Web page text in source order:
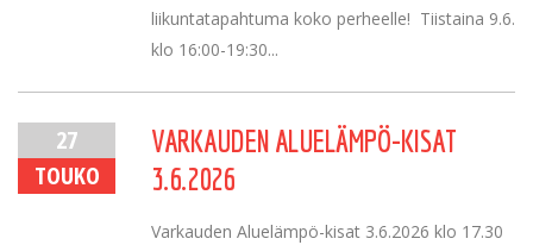
liikuntatapahtuma koko perheelle! Tiistaina 9.6.
klo 16:00-19:30...
27
TOUKO
VARKAUDEN ALUELÄMPÖ-KISAT
3.6.2026
Varkauden Aluelämpö-kisat 3.6.2026 klo 17.30